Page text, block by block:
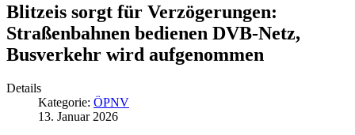
Blitzeis sorgt für Verzögerungen:
Straßenbahnen bedienen DVB-Netz,
Busverkehr wird aufgenommen
Details
Kategorie: ÖPNV
13. Januar 2026